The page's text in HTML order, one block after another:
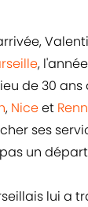
,
de 30
, Niceet
ses
un
lui a